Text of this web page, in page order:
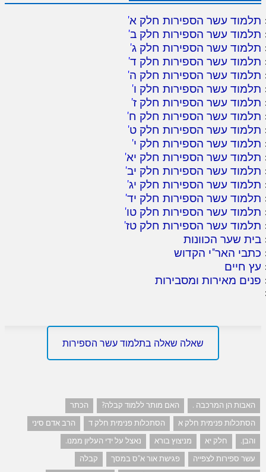
תלמוד עשר הספירות חלק א'
תלמוד עשר הספירות חלק ב'
תלמוד עשר הספירות חלק ג'
תלמוד עשר הספירות חלק ד'
תלמוד עשר הספירות חלק ה'
תלמוד עשר הספירות חלק ו'
תלמוד עשר הספירות חלק ז'
תלמוד עשר הספירות חלק ח'
תלמוד עשר הספירות חלק ט'
תלמוד עשר הספירות חלק י'
תלמוד עשר הספירות חלק יא'
תלמוד עשר הספירות חלק יב'
תלמוד עשר הספירות חלק יג'
תלמוד עשר הספירות חלק יד'
תלמוד עשר הספירות חלק טו'
תלמוד עשר הספירות חלק טז'
בית שער הכוונות
כתבי האר"י הקדוש
עץ חיים
פנים מאירות ומסבירות
שאלה שאלה בתלמוד עשר הספירות
האבות הן המרכבה . האם מותר ללמוד קבלה?
הכתר
הסתכלות פנימית חלק א
הסתכלות פנימית חלק ד
הרב אדם סיני
והבן.
חלק יא מניצוץ בורא
נאצל על ידי העליון ממנו.
עשר ספירות לצפייה
פגישת אור א"ס במסך
קבלה